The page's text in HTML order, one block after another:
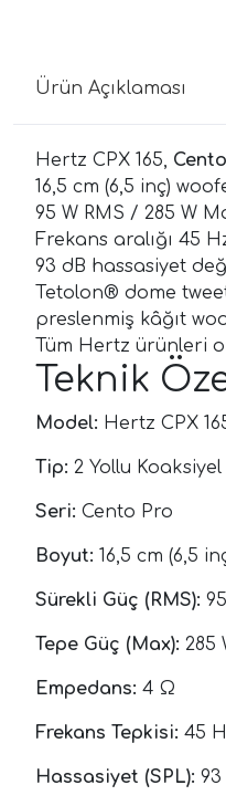
Ürün Açıklaması
Hertz CPX 165,
16,5 cm (6,5 inç)
95 W RMS / 285 W
Frekans aralığı 45
93 dB hassasiyet
Tetolon® dome
preslenmiş kâğıt
Tüm Hertz ürünleri
Teknik
Model: Hertz CPX
Tip: 2 Yollu
Seri: Cento Pro
Boyut: 16,5 cm (6,5
Sürekli Güç (RMS):
Tepe Güç (Max): 285
Empedans: 4 Ω
Frekans Tepkisi: 45
Hassasiyet (SPL): 93